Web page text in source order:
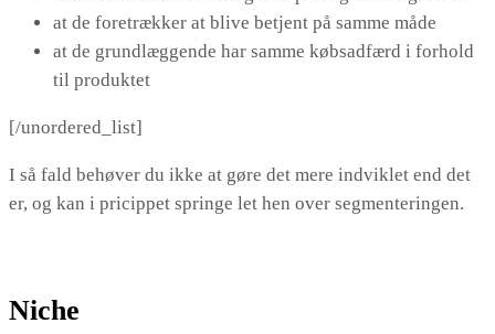
at de foretrækker at blive betjent på samme måde
at de grundlæggende har samme købsadfærd i forhold
til produktet
[/unordered_list]
I så fald behøver du ikke at gøre det mere indviklet end det
er, og kan i pricippet springe let hen over segmenteringen.
Niche